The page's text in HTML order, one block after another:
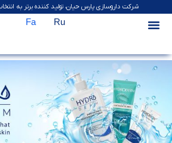
شرکت داروسازی پارس حیان، تولید کننده برتر به
Fa Ru